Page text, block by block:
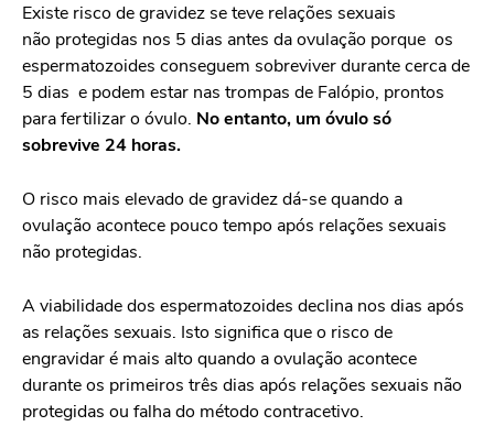
Existe risco de gravidez se teve relações sexuais
não protegidas nos 5 dias antes da ovulação porque os
espermatozoides conseguem sobreviver durante cerca de
5 dias e podem estar nas trompas de Falópio, prontos
para fertilizar o óvulo. No entanto, um óvulo só
sobrevive 24 horas.
O risco mais elevado de gravidez dá-se quando a
ovulação acontece pouco tempo após relações sexuais
não protegidas.
A viabilidade dos espermatozoides declina nos dias após
as relações sexuais. Isto significa que o risco de
engravidar é mais alto quando a ovulação acontece
durante os primeiros três dias após relações sexuais não
protegidas ou falha do método contracetivo.